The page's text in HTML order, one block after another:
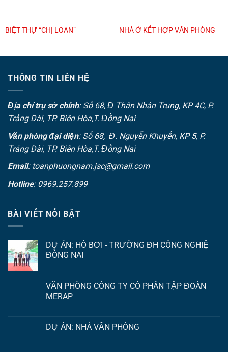
BIỆT THỰ “CHỊ LOAN” NHÀ Ở KẾT HỢP VĂN PHÒNG
THÔNG TIN LIÊN HỆ
Địa chỉ trụ sở chính: Số 68, Đ Thân Nhân Trung, KP 4C, P.
Trảng Dài, TP. Biên Hòa,T. Đồng Nai
Văn phòng đại diện: Số 68, Đ. Nguyễn Khuyến, KP 5, P.
Trảng Dài, TP. Biên Hòa,T. Đồng Nai
Email: toanphuongnam.jsc@gmail.com
Hotline: 0969.257.899
BÀI VIẾT NỔI BẬT
DỰ ÁN: HỒ BƠI - TRƯỜNG ĐH CÔNG NGHIỆ
ĐỒNG NAI
VĂN PHÒNG CÔNG TY CỔ PHẦN TẬP ĐOÀN
MERAP
DỰ ÁN: NHÀ VĂN PHÒNG